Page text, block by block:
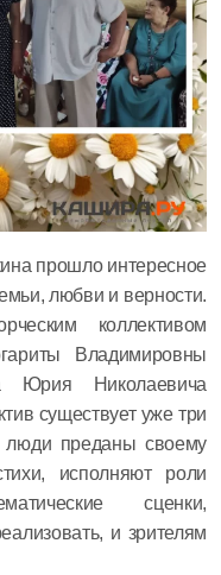
прошло интересное
любви и верности.
коллективом
Владимировны
Юрия Николаевича
существует уже три
люди преданы своему
исполняют роли
сценки,
и зрителям